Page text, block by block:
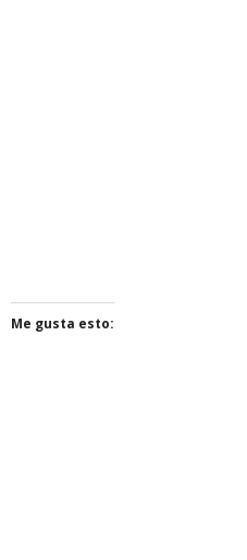
Me gusta esto: